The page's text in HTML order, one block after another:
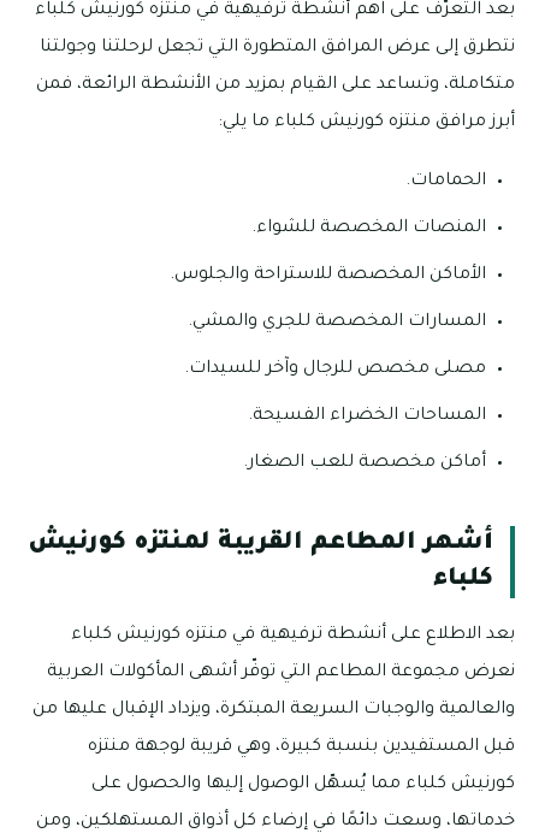
بعد التعرّف على اهم أنشطة ترفيهية في منتزه كورنيش كلباء
نتطرق إلى عرض المرافق المتطورة التي تجعل لرحلتنا وجولتنا
متكاملة، وتساعد على القيام بمزيد من الأنشطة الرائعة، فمن
أبرز مرافق منتزه كورنيش كلباء ما يلي:
الحمامات.
المنصات المخصصة للشواء.
الأماكن المخصصة للاستراحة والجلوس.
المسارات المخصصة للجري والمشي.
مصلى مخصص للرجال وآخر للسيدات.
المساحات الخضراء الفسيحة.
أماكن مخصصة للعب الصغار.
أشهر المطاعم القريبة لمنتزه كورنيش
كلباء
بعد الاطلاع على أنشطة ترفيهية في منتزه كورنيش كلباء
نعرض مجموعة المطاعم التي توفّر أشهى المأكولات العربية
والعالمية والوجبات السريعة المبتكرة، ويزداد الإقبال عليها من
قبل المستفيدين بنسبة كبيرة، وهي قريبة لوجهة منتزه
كورنيش كلباء مما يُسهّل الوصول إليها والحصول على
خدماتها، وسعت دائمًا في إرضاء كل أذواق المستهلكين، ومن